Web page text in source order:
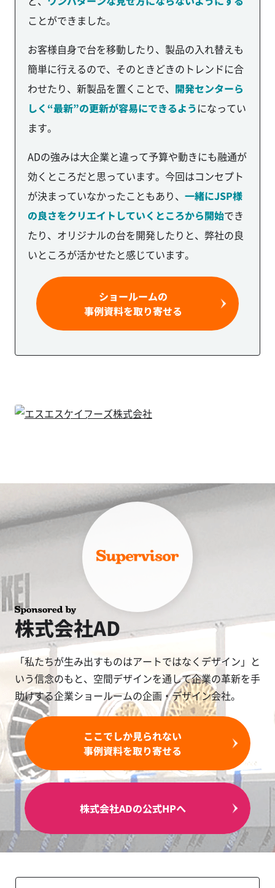
ことができました。
お客様自身で台を移動したり、製品の入れ替えも
簡単に行えるので、そのときどきのトレンドに合
わせたり、新製品を置くことで、 開発センターら
しく“最新”の更新が容易にできるようになってい
ます。
ADの強みは大企業と違って予算や動きにも融通が
効くところだと思っています。今回はコンセプト
が決まっていなかったこともあり、 一緒にJSP様
の良さをクリエイトしていくところから開始でき
たり、オリジナルの台を開発したりと、弊社の良
いところが活かせたと感じています。
ショールームの
事例資料を取り寄せる
フー
料・
飲料
製造
株式会社AD
「私たちが生み出すものはアートではなくデザイン」と
いう信念のもと、空間デザインを通して企業の革新を手
助けする企業ショールームの企画・デザイン会社。
ここでしか見られない
事例資料を取り寄せる
株式会社ADの公式HPへ